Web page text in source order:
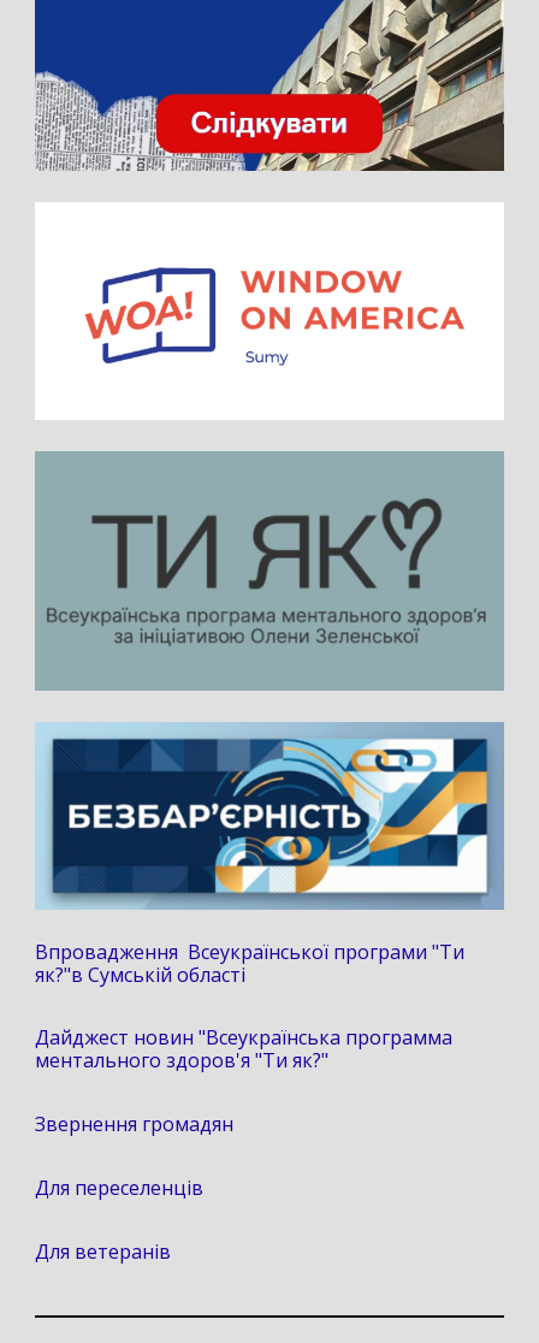
Впровадження Всеукраїнської програми "Ти
як?"в Сумській області
Дайджест новин "Всеукраїнська программа
ментального здоров'я "Ти як?"
Звернення громадян
Для переселенців
Для ветеранів